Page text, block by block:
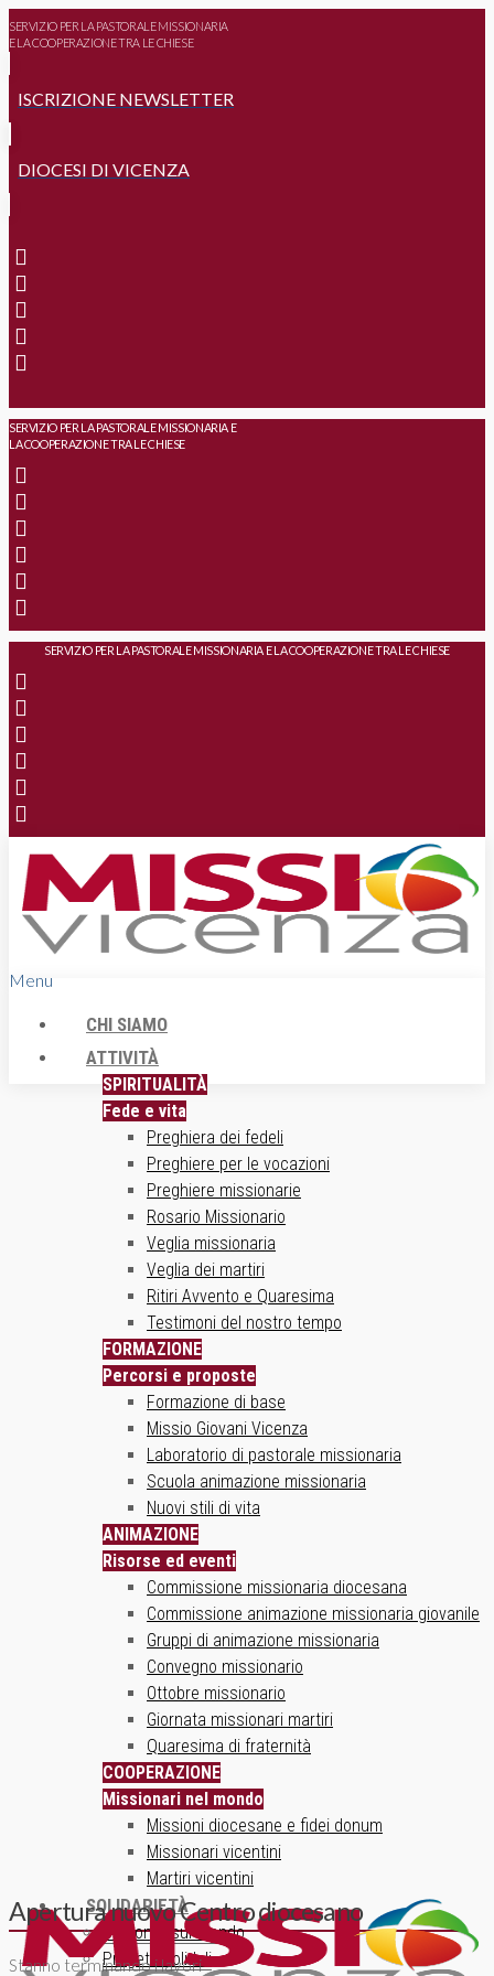
SERVIZIO PER LA PASTORALE MISSIONARIA
E LA COOPERAZIONE TRA LE CHIESE
ISCRIZIONE NEWSLETTER
DIOCESI DI VICENZA
SERVIZIO PER LA PASTORALE MISSIONARIA E
LA COOPERAZIONE TRA LE CHIESE
SERVIZIO PER LA PASTORALE MISSIONARIA E LA COOPERAZIONE TRA LE CHIESE
Menu
CHI SIAMO
ATTIVITÀ
SPIRITUALITÀ
Fede e vita
Preghiera dei fedeli
Preghiere per le vocazioni
Preghiere missionarie
Rosario Missionario
Veglia missionaria
Veglia dei martiri
Ritiri Avvento e Quaresima
Testimoni del nostro tempo
FORMAZIONE
Percorsi e proposte
Formazione di base
Missio Giovani Vicenza
Laboratorio di pastorale missionaria
Scuola animazione missionaria
Nuovi stili di vita
ANIMAZIONE
Risorse ed eventi
Commissione missionaria diocesana
Commissione animazione missionaria giovanile
Gruppi di animazione missionaria
Convegno missionario
Ottobre missionario
Giornata missionari martiri
Quaresima di fraternità
COOPERAZIONE
Missionari nel mondo
Missioni diocesane e fidei donum
Missionari vicentini
Martiri vicentini
SOLIDARIETÀ
Un ponte sul mondo
Progetti solidali
Apertura nuovo Centro diocesano
Stanno terminando i lavori